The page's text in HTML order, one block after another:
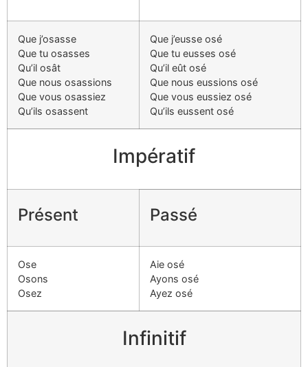
Que j’osasse
Que tu osasses
Qu’il osât
Que nous osassions
Que vous osassiez
Qu’ils osassent
Que j’eusse osé
Que tu eusses osé
Qu’il eût osé
Que nous eussions osé
Que vous eussiez osé
Qu’ils eussent osé
Impératif
Présent Passé
Ose
Osons
Osez
Aie osé
Ayons osé
Ayez osé
Infinitif